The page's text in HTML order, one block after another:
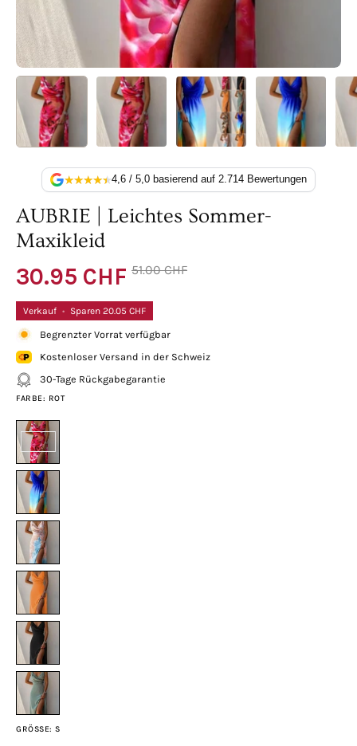
4,6 / 5,0 basierend auf 2.714 Bewertungen
AUBRIE | Leichtes Sommer-
Maxikleid
30.95 CHF 51.00 CHF
Verkauf • Sparen 20.05 CHF
Begrenzter Vorrat verfügbar
Kostenloser Versand in der Schweiz
30-Tage Rückgabegarantie
FARBE: ROT
Rot
Blau
Braun
Orange
Schwarz
Grau
GRÖSSE: S